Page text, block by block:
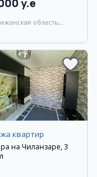
y.e
область,
квартир
на Чиланзаре, 3